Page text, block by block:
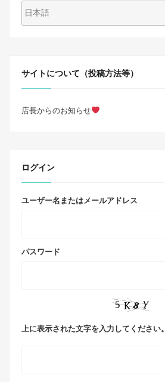
サイトについて（投稿方法等）
店長からのお知らせ
ログイン
ユーザー名またはメールアドレス
パスワード
上に表示された文字を入力してください。